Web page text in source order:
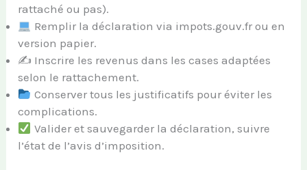
rattaché ou pas).
Remplir la déclaration via impots.gouv.fr ou en
version papier.
✍️ Inscrire les revenus dans les cases adaptées
selon le rattachement.
Conserver tous les justificatifs pour éviter les
complications.
Valider et sauvegarder la déclaration, suivre
l’état de l’avis d’imposition.